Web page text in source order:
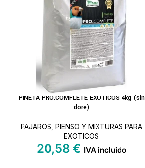
LEER MÁS
PINETA PRO.COMPLETE EXOTICOS 4kg (sin
dore)
PAJAROS PIENSO Y MIXTURAS PARA
EXOTICOS
20,58 € IVA incluido